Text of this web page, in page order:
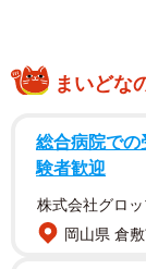
ャンで聴こえる
然愛好家さん（
は、イヤホンか
あちゃんの姿！
まいどな
総合病院での
験者歓迎
株式会社グロ
岡山県 倉